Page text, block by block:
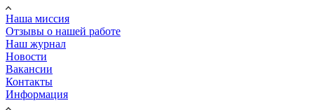
Наша миссия
Отзывы о нашей работе
Наш журнал
Новости
Вакансии
Контакты
Информация